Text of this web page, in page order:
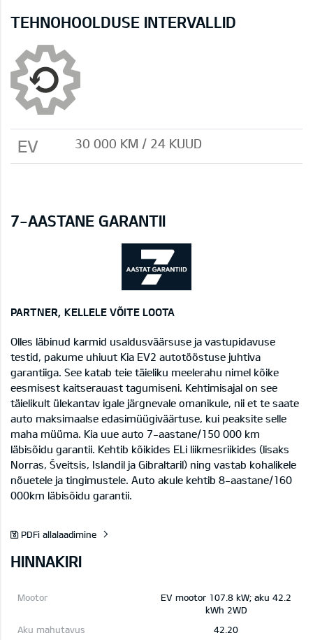
TEHNOHOOLDUSE INTERVALLID
EV 30 000 KM / 24 KUUD
7-AASTANE GARANTII
PARTNER, KELLELE VÕITE LOOTA
Olles läbinud karmid usaldusväärsuse ja vastupidavuse
testid, pakume uhiuut Kia EV2 autotööstuse juhtiva
garantiiga. See katab teie täieliku meelerahu nimel kõike
eesmisest kaitserauast tagumiseni. Kehtimisajal on see
täielikult ülekantav igale järgnevale omanikule, nii et te saate
auto maksimaalse edasimüügiväärtuse, kui peaksite selle
maha müüma. Kia uue auto 7-aastane/150 000 km
läbisõidu garantii. Kehtib kõikides ELi liikmesriikides (lisaks
Norras, Šveitsis, Islandil ja Gibraltaril) ning vastab kohalikele
nõuetele ja tingimustele. Auto akule kehtib 8-aastane/160
000km läbisõidu garantii.
PDFi allalaadimine
HINNAKIRI
EV mootor 107.8 kW; aku 42.2
kWh 2WD
42.20